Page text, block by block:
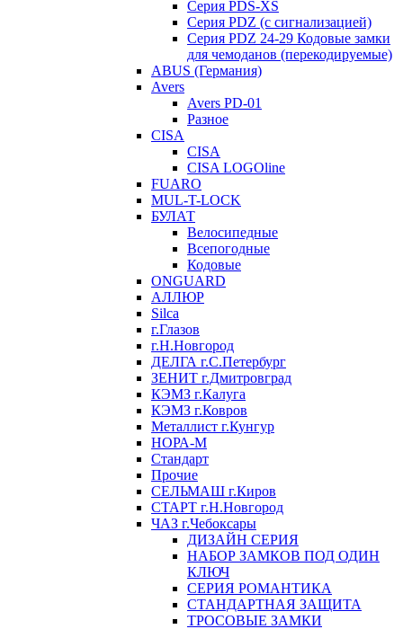
Серия PDS-XS
Серия PDZ (с сигнализацией)
Серия PDZ 24-29 Кодовые замки
для чемоданов (перекодируемые)
ABUS (Германия)
Avers
Avers PD-01
Разное
CISA
CISA
CISA LOGOline
FUARO
MUL-T-LOCK
БУЛАТ
Велосипедные
Всепогодные
Кодовые
ONGUARD
АЛЛЮР
Silca
г.Глазов
г.Н.Новгород
ДЕЛГА г.С.Петербург
ЗЕНИТ г.Дмитровград
КЭМЗ г.Калуга
КЭМЗ г.Ковров
Металлист г.Кунгур
НОРА-М
Стандарт
Прочие
СЕЛЬМАШ г.Киров
СТАРТ г.Н.Новгород
ЧАЗ г.Чебоксары
ДИЗАЙН СЕРИЯ
НАБОР ЗАМКОВ ПОД ОДИН
КЛЮЧ
СЕРИЯ РОМАНТИКА
СТАНДАРТНАЯ ЗАЩИТА
ТРОСОВЫЕ ЗАМКИ